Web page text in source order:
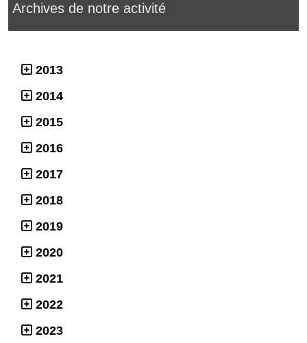
Archives de notre activité
2013
2014
2015
2016
2017
2018
2019
2020
2021
2022
2023